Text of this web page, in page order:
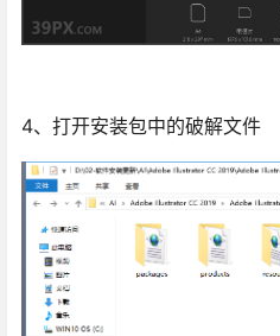
4、打开安装包中的破解文件